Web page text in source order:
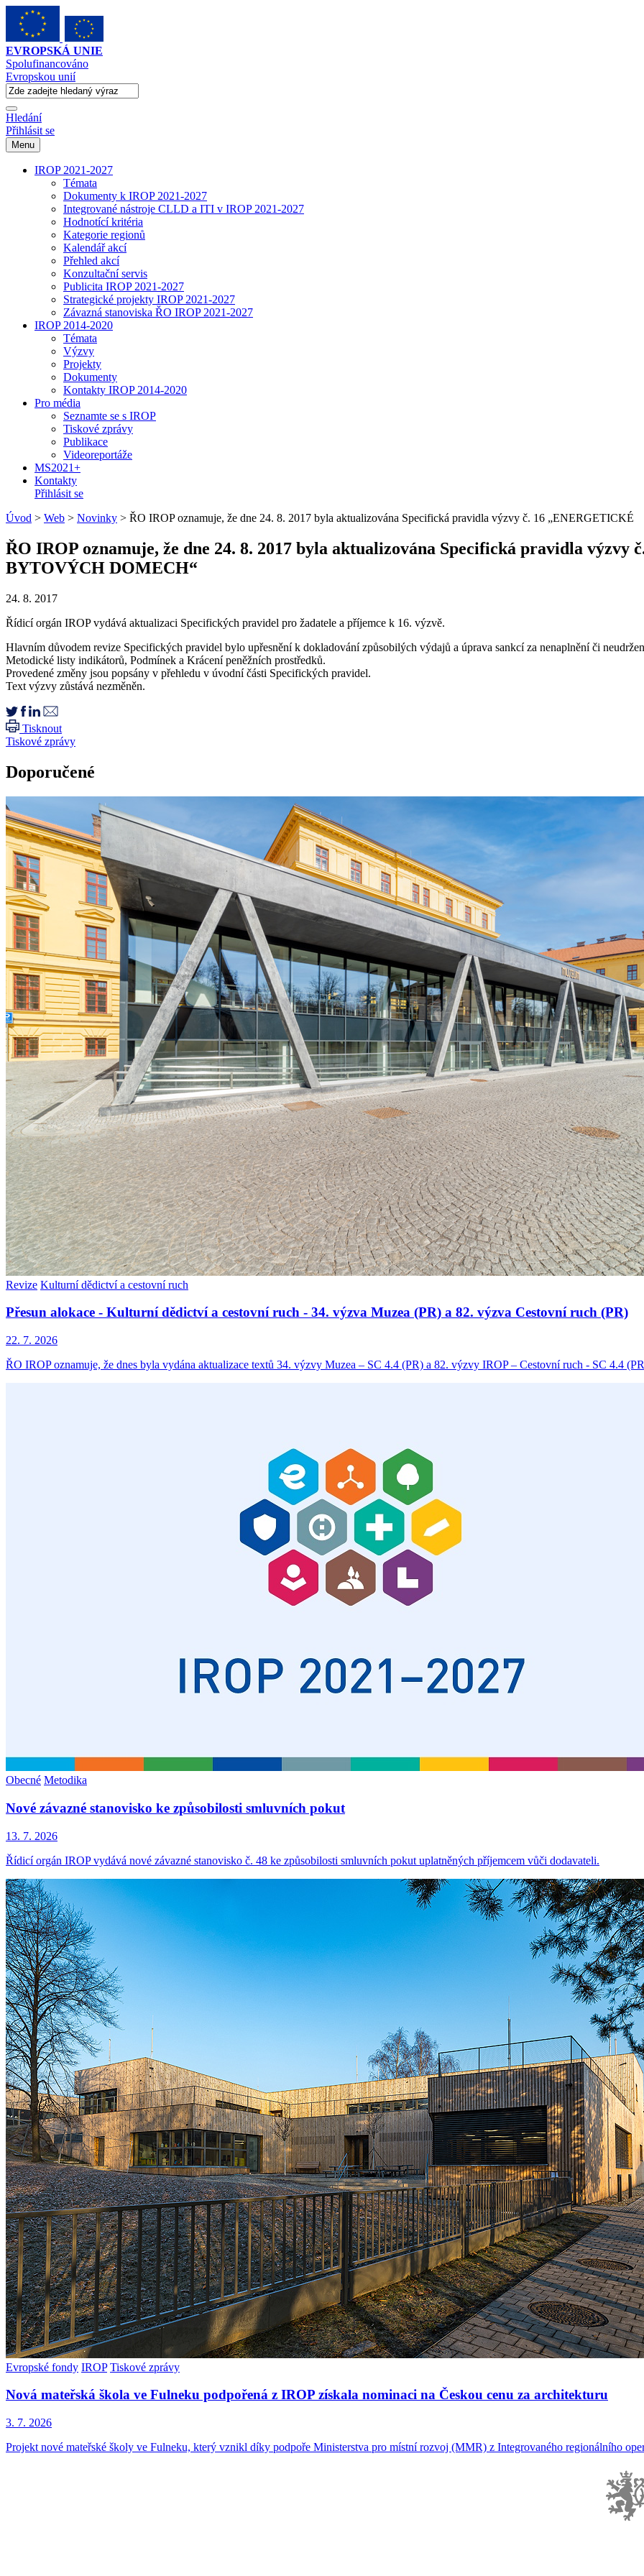
EVROPSKÁ UNIE
Spolufinancováno
Evropskou unií
Hledání
Přihlásit se
Menu
IROP 2021-2027
Témata
Dokumenty k IROP 2021-2027
Integrované nástroje CLLD a ITI v IROP 2021-2027
Hodnotící kritéria
Kategorie regionů
Kalendář akcí
Přehled akcí
Konzultační servis
Publicita IROP 2021-2027
Strategické projekty IROP 2021-2027
Závazná stanoviska ŘO IROP 2021-2027
IROP 2014-2020
Témata
Výzvy
Projekty
Dokumenty
Kontakty IROP 2014-2020
Pro média
Seznamte se s IROP
Tiskové zprávy
Publikace
Videoreportáže
MS2021+
Kontakty
Přihlásit se
Úvod > Web > Novinky > ŘO IROP oznamuje, že dne 24. 8. 2017 byla aktualizována Specifická pravidla výzvy č. 16 „ENERGETICKÉ
ŘO IROP oznamuje, že dne 24. 8. 2017 byla aktualizována Specifická pravidla výzvy
BYTOVÝCH DOMECH“
24. 8. 2017
Řídicí orgán IROP vydává aktualizaci Specifických pravidel pro žadatele a příjemce k 16. výzvě.
Hlavním důvodem revize Specifických pravidel bylo upřesnění k dokladování způsobilých výdajů a úprava sankcí za nenaplnění či
Metodické listy indikátorů, Podmínek a Krácení peněžních prostředků.
Provedené změny jsou popsány v přehledu v úvodní části Specifických pravidel.
Text výzvy zůstává nezměněn.
Tisknout
Tiskové zprávy
Doporučené
Revize Kulturní dědictví a cestovní ruch
Přesun alokace - Kulturní dědictví a cestovní ruch - 34. výzva Muzea (PR) a 82. výzva Cestovní ruch (PR)
22. 7. 2026
ŘO IROP oznamuje, že dnes byla vydána aktualizace textů 34. výzvy Muzea – SC 4.4 (PR) a 82. výzvy IROP – Cestovní ruch - SC 4.4
Obecné Metodika
Nové závazné stanovisko ke způsobilosti smluvních pokut
13. 7. 2026
Řídicí orgán IROP vydává nové závazné stanovisko č. 48 ke způsobilosti smluvních pokut uplatněných příjemcem vůči dodavateli.
Evropské fondy IROP Tiskové zprávy
Nová mateřská škola ve Fulneku podpořená z IROP získala nominaci na Českou cenu za architekturu
3. 7. 2026
Projekt nové mateřské školy ve Fulneku, který vznikl díky podpoře Ministerstva pro místní rozvoj (MMR) z Integrovaného regionálního